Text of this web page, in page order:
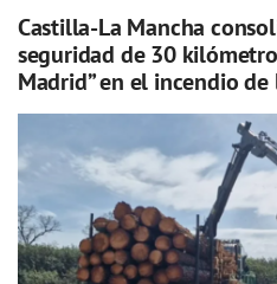
Castilla-La Mancha
seguridad de 30
Madrid” en el incendio de